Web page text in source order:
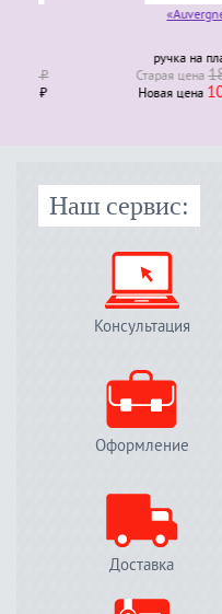
«Auvergne»
ручка на планке
Старая ценa18678₽
Новая ценa10057 ₽
Наш сервис:
Консультация
Оформление
Доставка